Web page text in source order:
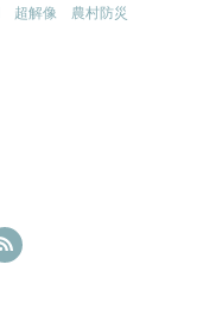
超解像
農村防災